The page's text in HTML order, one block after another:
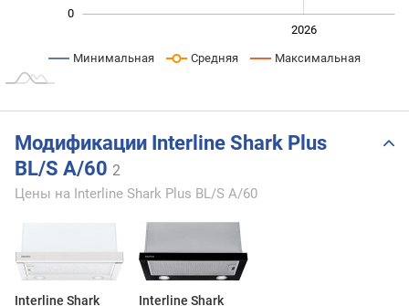
0
2026
Минимальная Средняя Максимальная
Модификации Interline Shark Plus
BL/S A/60 2
Цены на Interline Shark Plus BL/S A/60
Interline Shark
Interline Shark